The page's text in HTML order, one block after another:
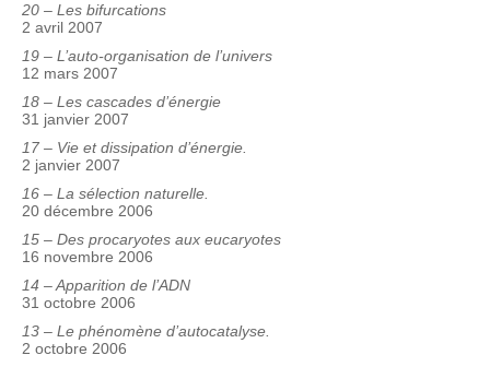
20 – Les bifurcations
2 avril 2007
19 – L’auto-organisation de l’univers
12 mars 2007
18 – Les cascades d’énergie
31 janvier 2007
17 – Vie et dissipation d’énergie.
2 janvier 2007
16 – La sélection naturelle.
20 décembre 2006
15 – Des procaryotes aux eucaryotes
16 novembre 2006
14 – Apparition de l’ADN
31 octobre 2006
13 – Le phénomène d’autocatalyse.
2 octobre 2006